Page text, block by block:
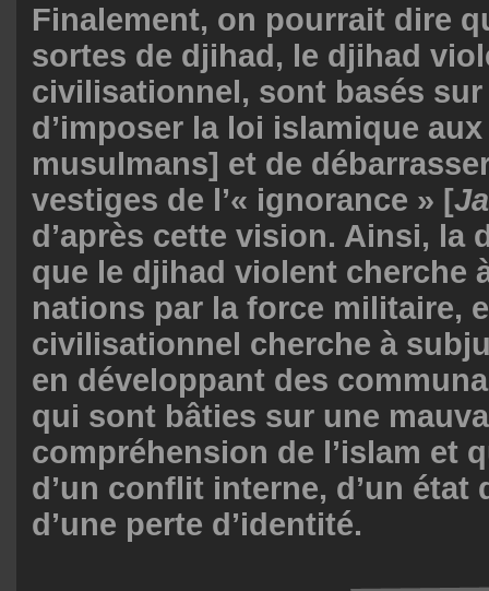
Finalement, on pourrait dire
sortes de djihad, le djihad
civilisationnel, sont basés sur
d’imposer la loi islamique
musulmans] et de
vestiges de l’« ignorance » [
d’après cette vision. Ainsi, la
que le djihad violent cherche
nations par la force militaire,
civilisationnel cherche à
en développant des
qui sont bâties sur une
compréhension de l’islam et
d’un conflit interne, d’un état
d’une perte d’identité.